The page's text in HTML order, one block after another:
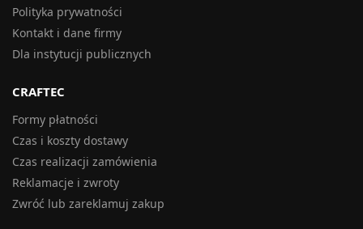
Polityka prywatności
Kontakt i dane firmy
Dla instytucji publicznych
CRAFTEC
Formy płatności
Czas i koszty dostawy
Czas realizacji zamówienia
Reklamacje i zwroty
Zwróć lub zareklamuj zakup